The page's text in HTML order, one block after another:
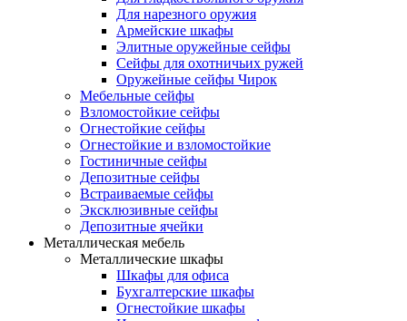
Для нарезного оружия
Армейские шкафы
Элитные оружейные сейфы
Сейфы для охотничьих ружей
Оружейные сейфы Чирок
Мебельные сейфы
Взломостойкие сейфы
Огнестойкие сейфы
Огнестойкие и взломостойкие
Гостиничные сейфы
Депозитные сейфы
Встраиваемые сейфы
Эксклюзивные сейфы
Депозитные ячейки
Металлическая мебель
Металлические шкафы
Шкафы для офиса
Бухгалтерские шкафы
Огнестойкие шкафы